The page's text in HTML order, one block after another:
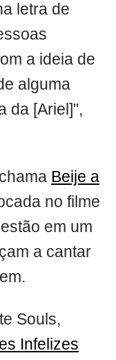
letra de
a ideia de
alguma
da [Ariel]",
Beije a
no filme
em um
a cantar
Souls,
Infelizes